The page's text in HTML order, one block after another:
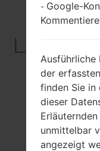
- Google-
Ausführliche
der
finden Sie in
dieser
unmittelbar
angezeigt